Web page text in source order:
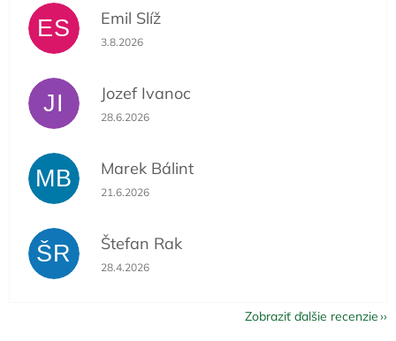
ES Emil Slíž
Hodnotenie obchodu je 5 z 5 hviezdičiek.
3.8.2026
JI Jozef Ivanoc
Hodnotenie obchodu je 5 z 5 hviezdičiek.
28.6.2026
MB Marek Bálint
Hodnotenie obchodu je 5 z 5 hviezdičiek.
21.6.2026
ŠR Štefan Rak
Hodnotenie obchodu je 5 z 5 hviezdičiek.
28.4.2026
Zobraziť ďalšie recenzie